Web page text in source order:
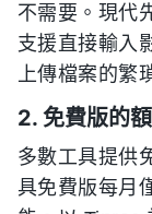
不需要。現代
支援直接輸入
上傳檔案的繁
2. 免費版的
多數工具提供
具免費版每月